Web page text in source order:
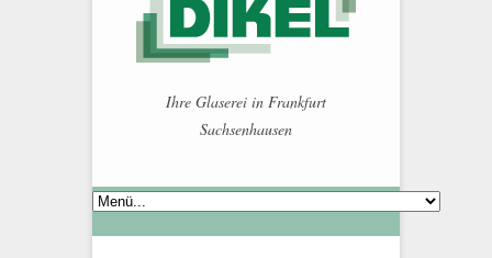
Ihre Glaserei in Frankfurt
Sachsenhausen